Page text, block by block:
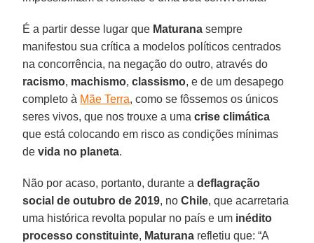
É a partir desse lugar que Maturana sempre
manifestou sua crítica a modelos políticos centrados
na concorrência, na negação do outro, através do
racismo, machismo,classismo, e de um desapego
completo à Mãe Terra, como se fôssemos os únicos
seres vivos, que nos trouxe a umacrise climática
que está colocando em risco as condições mínimas
devida no planeta.
Não por acaso, portanto, durante adeflagração
social de outubro de 2019, noChile, que acarretaria
uma histórica revolta popular no país e um inédito
processo constituinte, Maturana refletiu que: “A